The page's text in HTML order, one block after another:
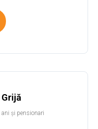
Grijă
și pensionari